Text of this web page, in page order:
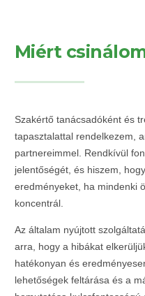
Miért
Szakértő tanácsadóként és
tapasztalattal rendelkezem,
partnereimmel. Rendkívül
jelentőségét, és hiszem,
eredményeket, ha mindenki
koncentrál.
Az általam nyújtott
arra, hogy a hibákat
hatékonyan és
lehetőségek feltárása és a